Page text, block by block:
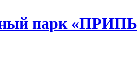
парк